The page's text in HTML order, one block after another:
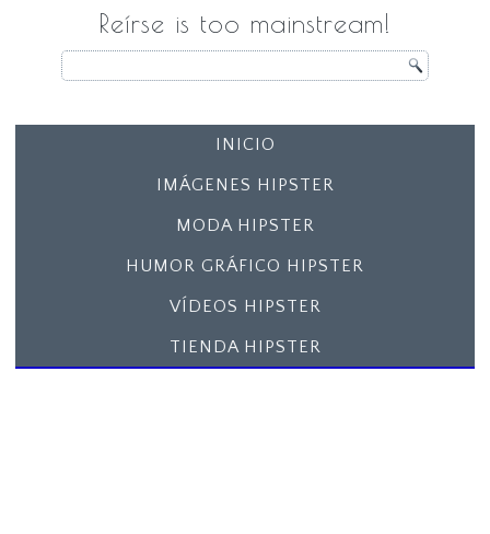
Reírse is too mainstream!
INICIO
IMÁGENES HIPSTER
MODA HIPSTER
HUMOR GRÁFICO HIPSTER
VÍDEOS HIPSTER
TIENDA HIPSTER